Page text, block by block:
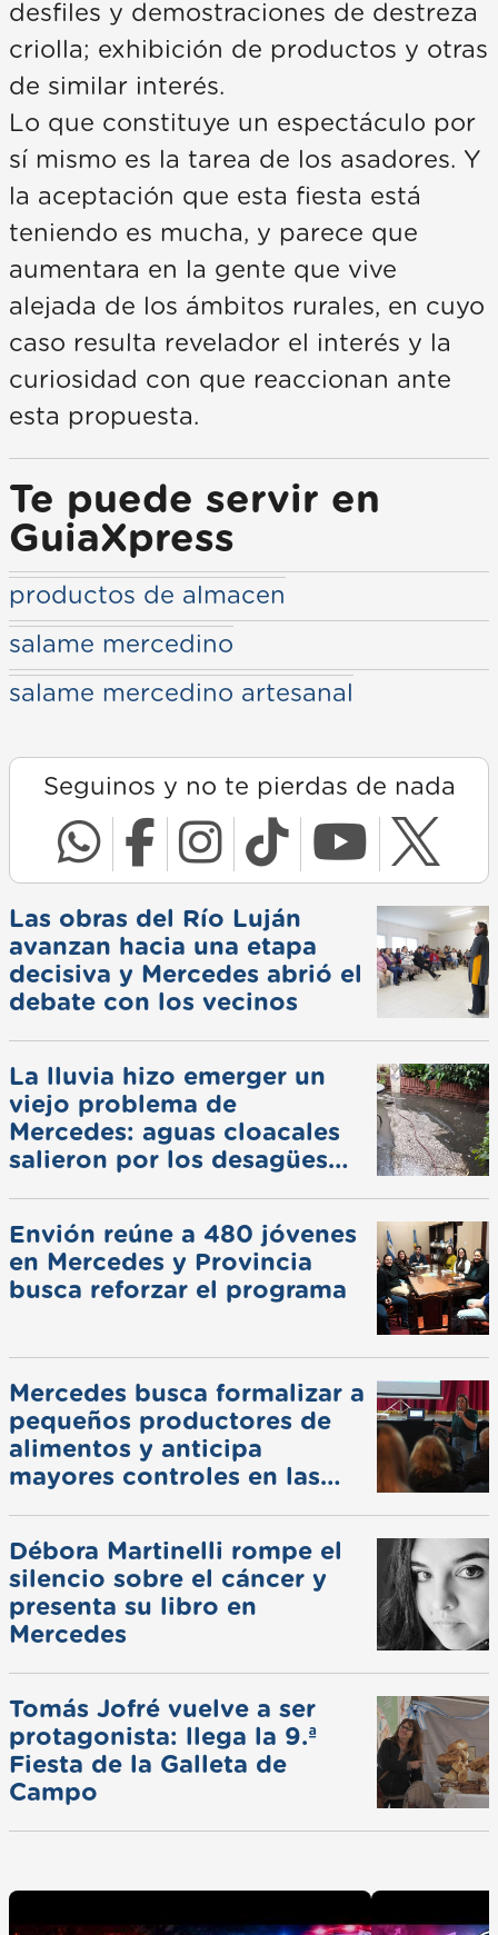
desfiles y demostraciones de destreza
criolla; exhibición de productos y otras
de similar interés.
Lo que constituye un espectáculo por
sí mismo es la tarea de los asadores. Y
la aceptación que esta fiesta está
teniendo es mucha, y parece que
aumentara en la gente que vive
alejada de los ámbitos rurales, en cuyo
caso resulta revelador el interés y la
curiosidad con que reaccionan ante
esta propuesta.
Te puede servir en
GuiaXpress
productos de almacen
salame mercedino
salame mercedino artesanal
Seguinos y no te pierdas de nada
Las obras del Río Luján
avanzan hacia una etapa
decisiva y Mercedes abrió el
debate con los vecinos
La lluvia hizo emerger un
viejo problema de
Mercedes: aguas cloacales
salieron por los desagües
Envión reúne a 480 jóvenes
en Mercedes y Provincia
busca reforzar el programa
Mercedes busca formalizar a
pequeños productores de
alimentos y anticipa
mayores controles en las
Débora Martinelli rompe el
silencio sobre el cáncer y
presenta su libro en
Mercedes
Tomás Jofré vuelve a ser
protagonista: llega la 9.ª
Fiesta de la Galleta de
Campo